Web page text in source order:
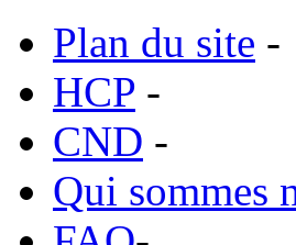
Plan du site -
HCP -
CND -
Qui sommes